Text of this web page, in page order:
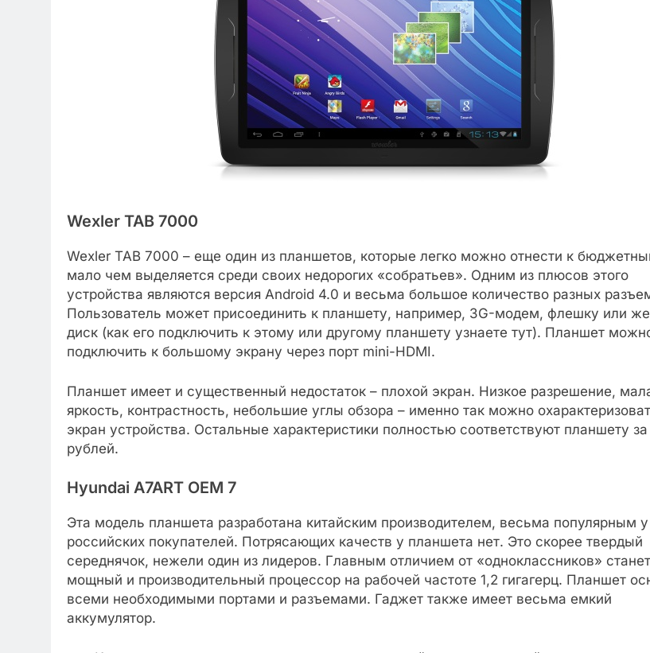
Wexler TAB 7000
Wexler TAB 7000 – еще один из планшетов, которые легко можно отнести к
мало чем выделяется среди своих недорогих «собратьев». Одним из плюсов этого
устройства являются версия Android 4.0 и весьма большое количество разных
Пользователь может присоединить к планшету, например, 3G-модем, флешку или
диск (как его подключить к этому или другому планшету узнаете тут). Планшет
подключить к большому экрану через порт mini-HDMI.
Планшет имеет и существенный недостаток – плохой экран. Низкое разрешение,
яркость, контрастность, небольшие углы обзора – именно так можно
экран устройства. Остальные характеристики полностью соответствуют планшету
рублей.
Hyundai A7ART OEM 7
Эта модель планшета разработана китайским производителем, весьма популярным у
российских покупателей. Потрясающих качеств у планшета нет. Это скорее твердый
середнячок, нежели один из лидеров. Главным отличием от «одноклассников»
мощный и производительный процессор на рабочей частоте 1,2 гигагерц. Планшет
всеми необходимыми портами и разъемами. Гаджет также имеет весьма емкий
аккумулятор.